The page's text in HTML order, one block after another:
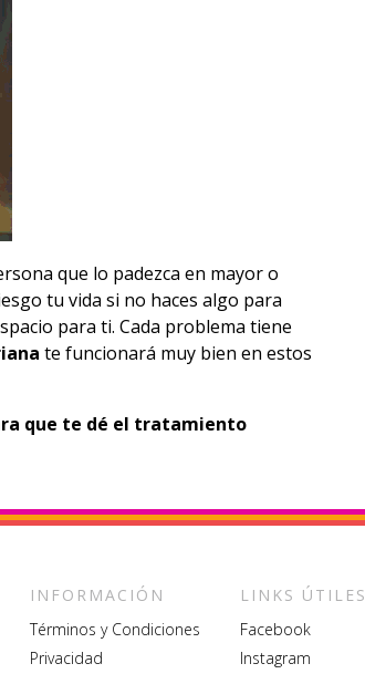
que lo padezca en mayor o
tu vida si no haces algo para
para ti. Cada problema tiene
te funcionará muy bien en estos
que te dé el tratamiento
INFORMACIÓN
Términos y Condiciones
Privacidad
LINKS ÚTILES
Facebook
Instagram